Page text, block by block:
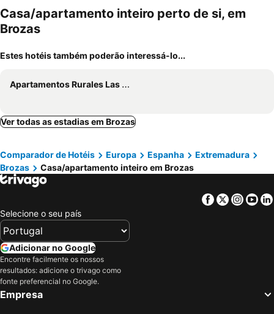
mento
Casa/apartamento inteiro perto de si, em
Brozas
Estes hotéis também poderão interessá-lo...
Apartamentos Rurales Las Grullas
Ver todas as estadias em Brozas
Comparador de Hotéis Europa Espanha
Extremadura
Brozas
Casa/apartamento inteiro em Brozas
Facebook
Twitter
Selecione o seu país
Adicionar no Google
Encontre facilmente os nossos
resultados: adicione o trivago como
fonte preferencial no Google.
Empresa